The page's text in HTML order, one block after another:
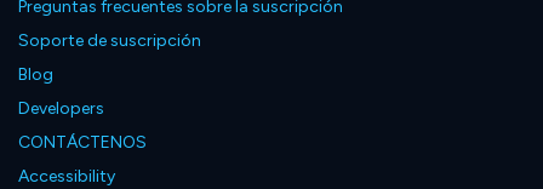
Preguntas frecuentes sobre la suscripción
Soporte de suscripción
Blog
Developers
CONTÁCTENOS
Accessibility